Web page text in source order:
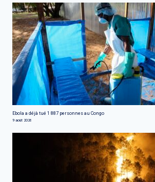
Ebola a déjà tué 1 887 personnes au Congo
9 août 2026